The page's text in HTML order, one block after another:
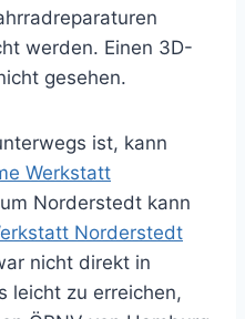
werden. Einen 3D-
gesehen.
ist, kann
Werkstatt
Norderstedt kann
Norderstedt
nicht direkt in
leicht zu erreichen,